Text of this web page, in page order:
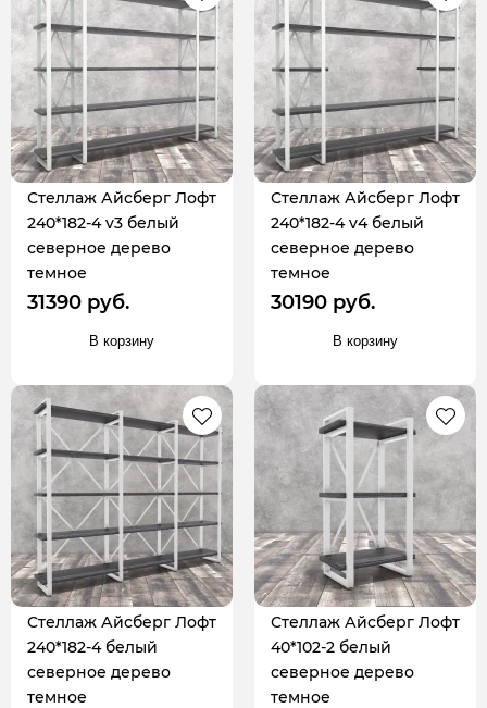
Стеллаж Айсберг Лофт
240*182-4 v3 белый
северное дерево
темное
31390 руб.
В корзину
Стеллаж Айсберг Лофт
240*182-4 v4 белый
северное дерево
темное
30190 руб.
В корзину
Стеллаж Айсберг Лофт
240*182-4 белый
северное дерево
темное
Стеллаж Айсберг Лофт
40*102-2 белый
северное дерево
темное